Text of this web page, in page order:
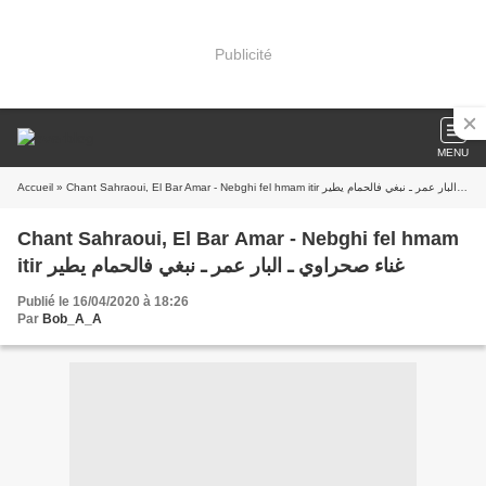
Publicité
MENU
Accueil » Chant Sahraoui, El Bar Amar - Nebghi fel hmam itir غناء صحراوي ـ البار عمر ـ نبغي فالحمام يطير
Chant Sahraoui, El Bar Amar - Nebghi fel hmam
itir غناء صحراوي ـ البار عمر ـ نبغي فالحمام يطير
Publié le 16/04/2020 à 18:26
Par Bob_A_A